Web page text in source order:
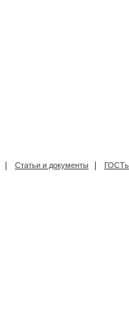
| Статьи и документы |